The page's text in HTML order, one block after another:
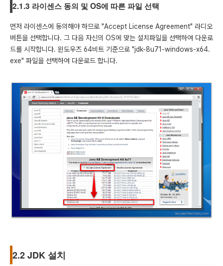
2.1.3 라이센스 동의 및 OS에 따른 파일 선택
먼저 라이센스에 동의해야 하므로 "Accept License Agreement" 라디오
버튼을 선택합니다. 그 다음 자신의 OS에 맞는 설치파일을 선택하여 다운로
드를 시작합니다. 윈도우즈 64비트 기준으로 "jdk-8u71-windows-x64.
exe" 파일을 선택하여 다운로드 합니다.
2.2 JDK 설치